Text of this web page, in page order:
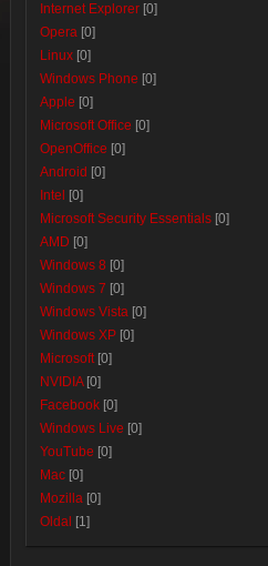
Internet Explorer [0]
Opera [0]
Linux [0]
Windows Phone [0]
Apple [0]
Microsoft Office [0]
OpenOffice [0]
Android [0]
Intel
[0]
Microsoft Security Essentials [0]
AMD [0]
Windows 8 [0]
Windows 7 [0]
Windows Vista [0]
Windows XP [0]
Microsoft [0]
NVIDIA [0]
Facebook [0]
Windows Live [0]
YouTube [0]
Mac [0]
Mozilla [0]
Oldal [1]